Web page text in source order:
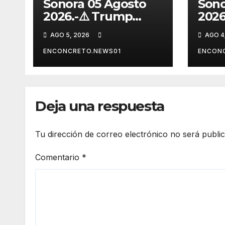
Sonora 05 Agosto
2026.-⚠️ Trump
arremete contra
México, Canadá y
otras potencias por
supuestos abusos
AGO 5, 2026
ENCONCRETO.NEWS01
con
AGO
Deja una respuesta
Tu dirección de correo electrónico no será
Comentario *